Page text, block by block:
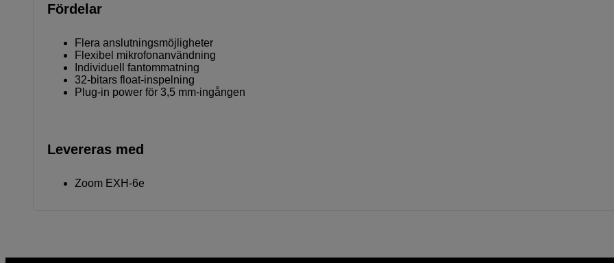
Fördelar
Flera anslutningsmöjligheter
Flexibel mikrofonanvändning
Individuell fantommatning
32-bitars float-inspelning
Plug-in power för 3,5 mm-ingången
Levereras med
Zoom EXH-6e